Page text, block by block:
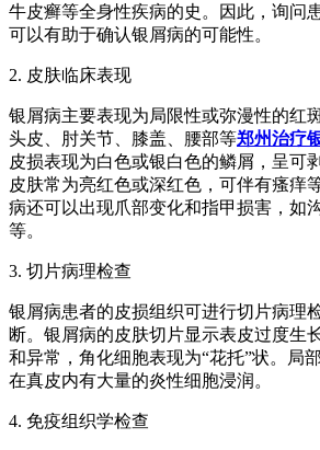
牛皮癣等全身性疾病的史。因此，询问
可以有助于确认银屑病的可能性。
2. 皮肤临床表现
银屑病主要表现为局限性或弥漫性的红
头皮、肘关节、膝盖、腰部等郑州治疗
皮损表现为白色或银白色的鳞屑，呈可
皮肤常为亮红色或深红色，可伴有瘙痒
病还可以出现爪部变化和指甲损害，如
等。
3. 切片病理检查
银屑病患者的皮损组织可进行切片病理
断。银屑病的皮肤切片显示表皮过度生
和异常，角化细胞表现为“花托”状。局
在真皮内有大量的炎性细胞浸润。
4. 免疫组织学检查